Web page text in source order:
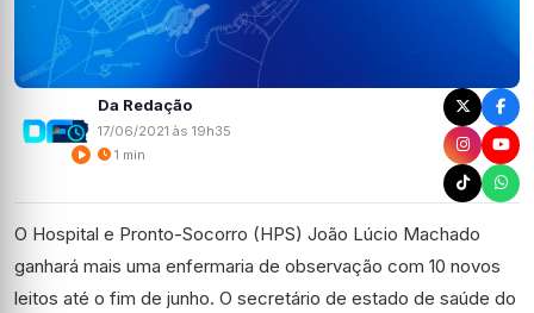
Da Redação
17/06/2021 às 19h35
1 min
O Hospital e Pronto-Socorro (HPS) João Lúcio Machado
ganhará mais uma enfermaria de observação com 10 novos
leitos até o fim de junho. O secretário de estado de saúde do